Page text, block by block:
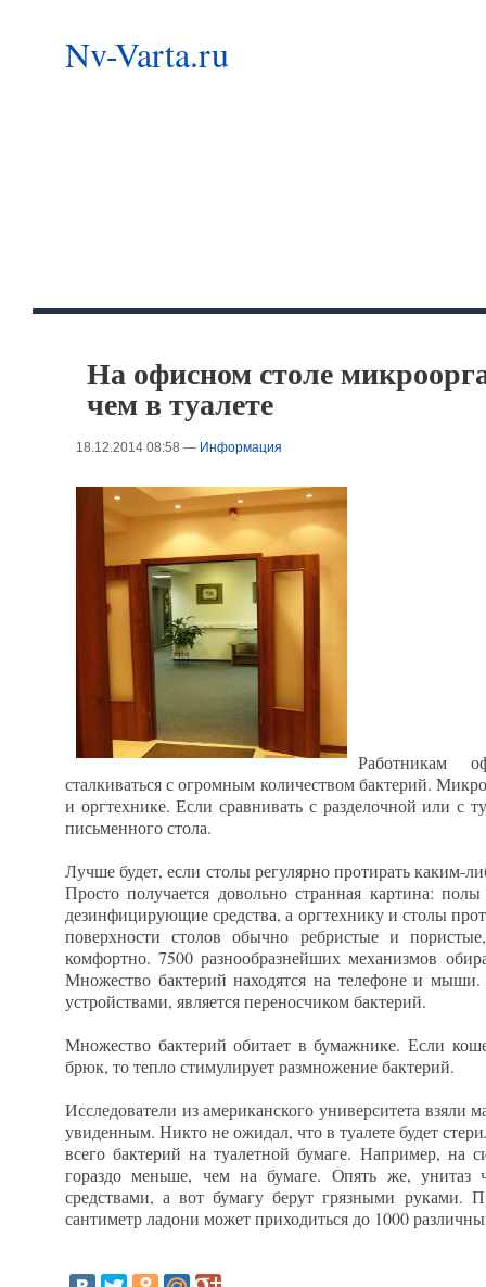
Nv-Varta.ru
На офисном столе
чем в туалете
18.12.2014 08:58 — Информация
Работникам
сталкиваться с огромным количеством бактерий.
и оргтехнике. Если сравнивать с разделочной или с
письменного стола.
Лучше будет, если столы регулярно протирать каким-
Просто получается довольно странная картина:
дезинфицирующие средства, а оргтехнику и столы
поверхности столов обычно ребристые и
комфортно. 7500 разнообразнейших механизмов
Множество бактерий находятся на телефоне и мыши.
устройствами, является переносчиком бактерий.
Множество бактерий обитает в бумажнике. Если
брюк, то тепло стимулирует размножение бактерий.
Исследователи из американского университета взяли
увиденным. Никто не ожидал, что в туалете будет
всего бактерий на туалетной бумаге. Например, на
гораздо меньше, чем на бумаге. Опять же,
средствами, а вот бумагу берут грязными руками.
сантиметр ладони может приходиться до 1000